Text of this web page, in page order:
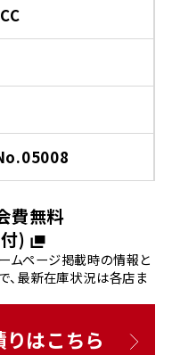
費無料
)
ムページ掲載時の情報と
、最新在庫状況は各店ま
はこちら
小田井